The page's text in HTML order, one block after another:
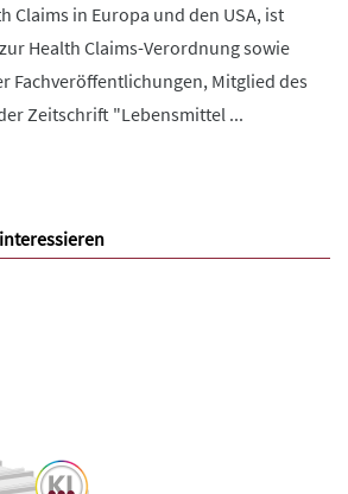
Claims in Europa und den USA, ist
Health Claims-Verordnung sowie
Fachveröffentlichungen, Mitglied des
Zeitschrift "Lebensmittel ...